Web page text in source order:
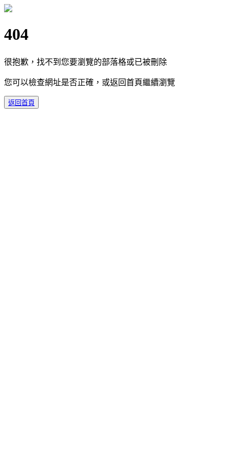
404
很抱歉，找不到您要瀏覽的部落格或已被刪除
您可以檢查網址是否正確，或返回首頁繼續瀏覽
返回首頁